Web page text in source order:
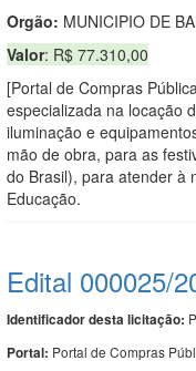
Orgão: MUNICIPIO DE
Valor: R$ 77.310,00
[Portal de Compras
especializada na locação
iluminação e
mão de obra, para as
do Brasil), para atender à
Educação.
Edital 000025/
Identificador desta licitação:
Portal: Portal de Compras